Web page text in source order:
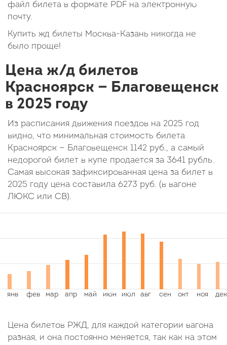
файл билета в формате PDF на электронную
почту.
Купить жд билеты Москва-Казань никогда не
было проще!
Цена ж/д билетов
Красноярск — Благовещенск
в 2025 году
Из расписания движения поездов на 2025 год
видно, что минимальная стоимость билета
Красноярск — Благовещенск 1142 руб., а самый
недорогой билет в купе продается за 3641 рубль.
Самая высокая зафиксированная цена за билет в
2025 году цена составила 6273 руб. (в вагоне
ЛЮКС или СВ).
Цена билетов РЖД, для каждой категории вагона
разная, и она постоянно меняется, так как на этом